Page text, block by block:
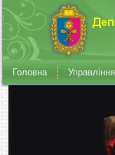
Головна Управління